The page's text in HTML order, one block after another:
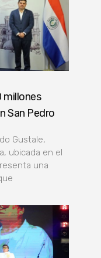
millones
San Pedro
Gustale,
ubicada en el
una